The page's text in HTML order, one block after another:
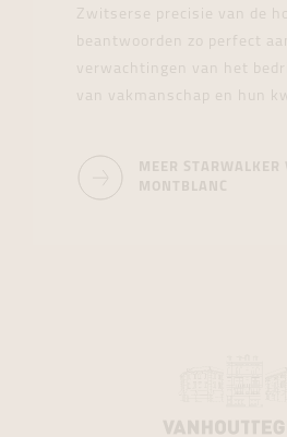
Zwitserse precisie van de
beantwoorden zo perfect
verwachtingen van het
van vakmanschap en hun
MEER
MONTBLANC